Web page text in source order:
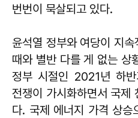
번번이 묵살되고 있다.
윤석열 정부와 여당이 지
때와 별반 다를 게 없는 상
정부 시절인 2021년 하반
전쟁이 가시화하면서 국제
다. 국제 에너지 가격 상승